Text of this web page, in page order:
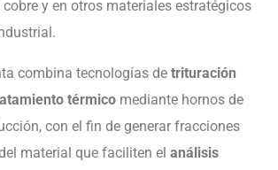
y en otros materiales estratégicos
combina tecnologías de trituración
térmicomediante hornos de
con el fin de generar fracciones
material que faciliten el análisis